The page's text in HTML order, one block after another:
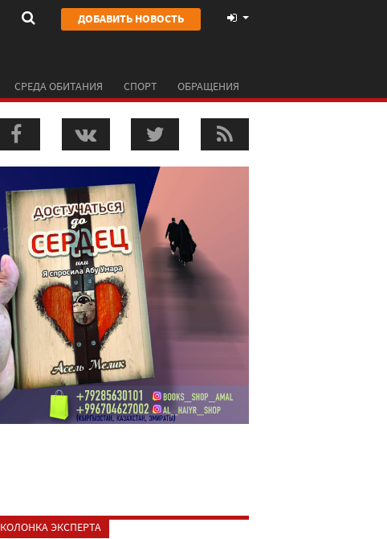
ДОБАВИТЬ НОВОСТЬ
СРЕДА ОБИТАНИЯ СПОРТ ОБРАЩЕНИЯ
КОЛОНКА ЭКСПЕРТА